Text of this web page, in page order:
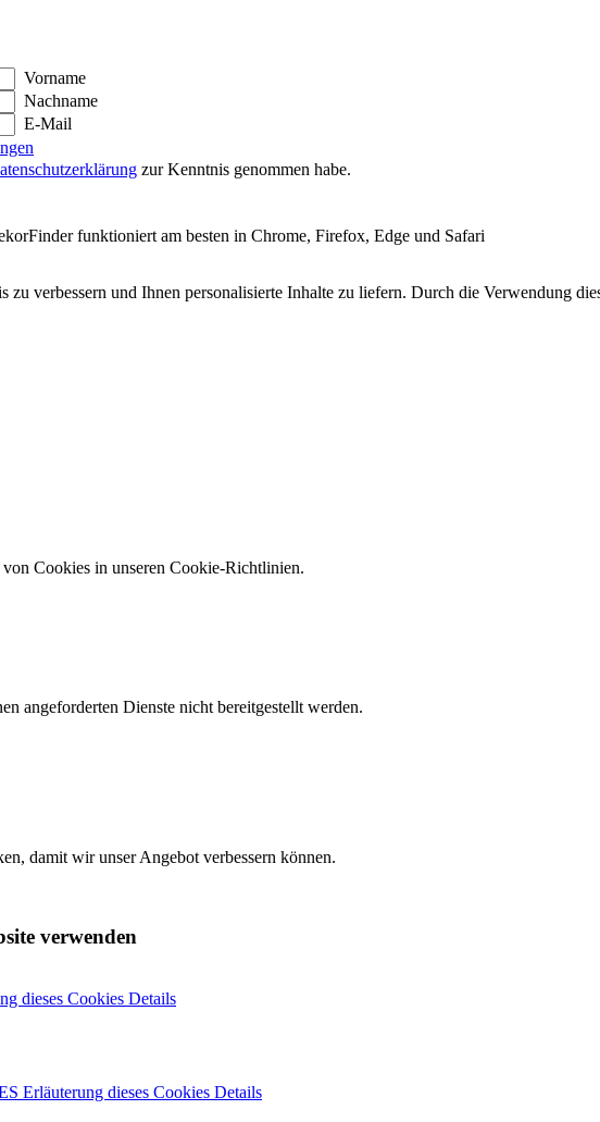
Vorname
Nachname
E-Mail
zur Kenntnis genommen habe.
funktioniert am besten in Chrome, Firefox, Edge und Safari
verbessern und Ihnen personalisierte Inhalte zu liefern. Durch die Verwendung
Cookies in unseren Cookie-Richtlinien.
angeforderten Dienste nicht bereitgestellt werden.
damit wir unser Angebot verbessern können.
verwenden
dieses Cookies Details
Erläuterung dieses Cookies Details